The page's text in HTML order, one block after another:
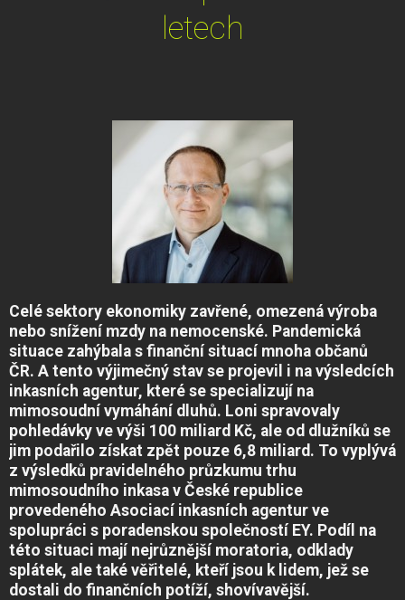
letech
Celé sektory ekonomiky zavřené, omezená výroba
nebo snížení mzdy na nemocenské. Pandemická
situace zahýbala s finanční situací mnoha občanů
ČR. A tento výjimečný stav se projevil i na výsledcích
inkasních agentur, které se specializují na
mimosoudní vymáhání dluhů. Loni spravovaly
pohledávky ve výši 100 miliard Kč, ale od dlužníků se
jim podařilo získat zpět pouze 6,8 miliard. To vyplývá
z výsledků pravidelného průzkumu trhu
mimosoudního inkasa v České republice
provedeného Asociací inkasních agentur ve
spolupráci s poradenskou společností EY. Podíl na
této situaci mají nejrůznější moratoria, odklady
splátek, ale také věřitelé, kteří jsou k lidem, jež se
dostali do finančních potíží, shovívavější.